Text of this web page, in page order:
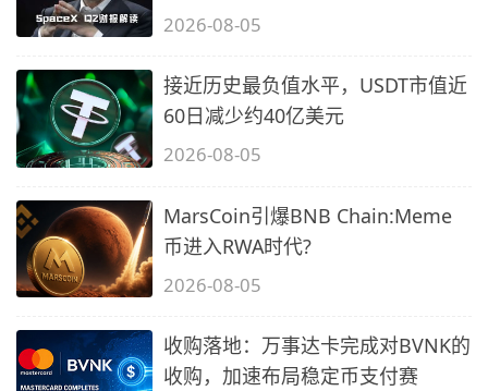
2026-08-05
接近历史最负值水平，USDT市值近
60日减少约40亿美元
2026-08-05
MarsCoin引爆BNB Chain:Meme
币进入RWA时代?
2026-08-05
收购落地：万事达卡完成对BVNK的
收购，加速布局稳定币支付赛